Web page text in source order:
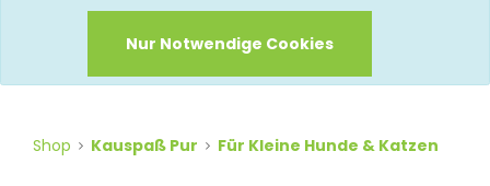
Nur Notwendige Cookies
Shop Kauspaß Pur Für Kleine Hunde & Katzen